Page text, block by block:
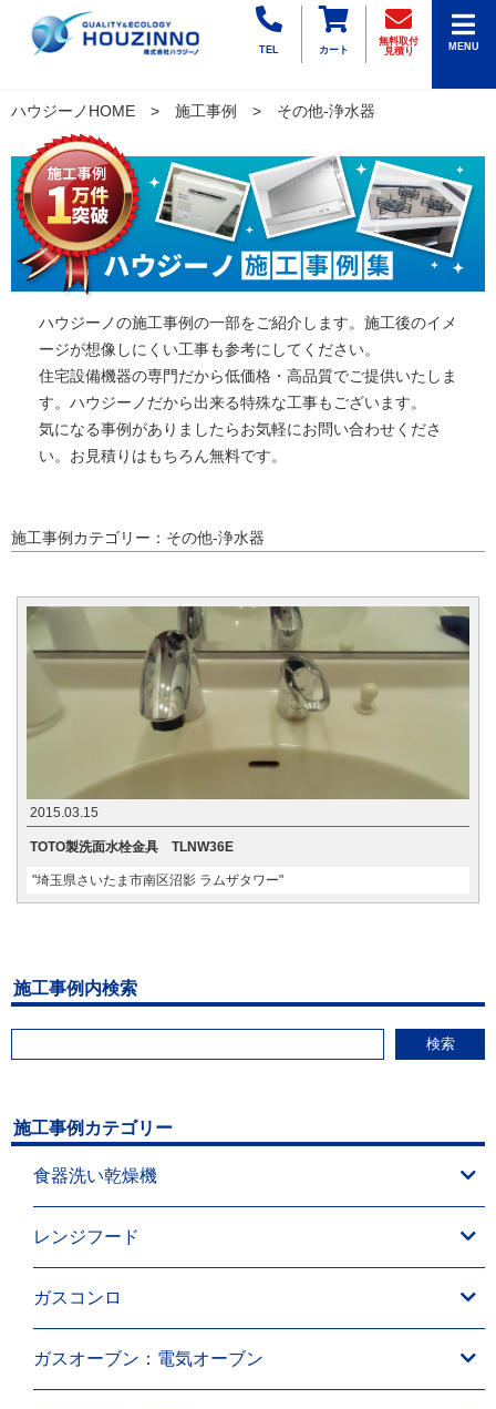
TEL カート
無料取付
見積り
MENU
ハウジーノHOME 施工事例 その他-浄水器
ハウジーノの施工事例の一部をご紹介します。施工後のイメ
ージが想像しにくい工事も参考にしてください。
住宅設備機器の専門だから低価格・高品質でご提供いたしま
す。ハウジーノだから出来る特殊な工事もございます。
気になる事例がありましたらお気軽にお問い合わせくださ
い。お見積りはもちろん無料です。
施工事例カテゴリー：その他-浄水器
2015.03.15
TOTO製洗面水栓金具 TLNW36E
"埼玉県さいたま市南区沼影 ラムザタワー"
施工事例内検索
検索
施工事例カテゴリー
食器洗い乾燥機
レンジフード
ガスコンロ
ガスオーブン：電気オーブン